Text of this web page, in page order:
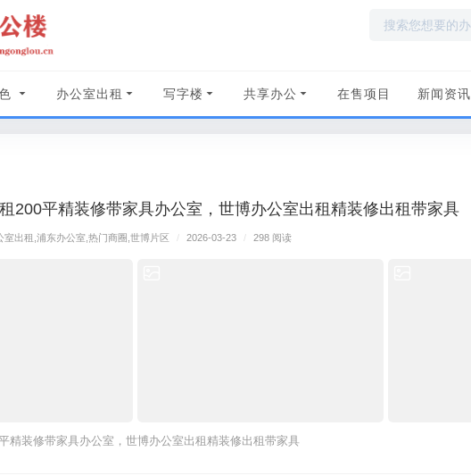
办公室出租 写字楼 共享办公 在售项目 新闻资讯
200平精装修带家具办公室，世博办公室出租精装修出租带家具
室出租 浦东办公室 热门商圈 世博片区 / 2026-03-23 / 298 阅读
精装修带家具办公室，世博办公室出租精装修出租带家具